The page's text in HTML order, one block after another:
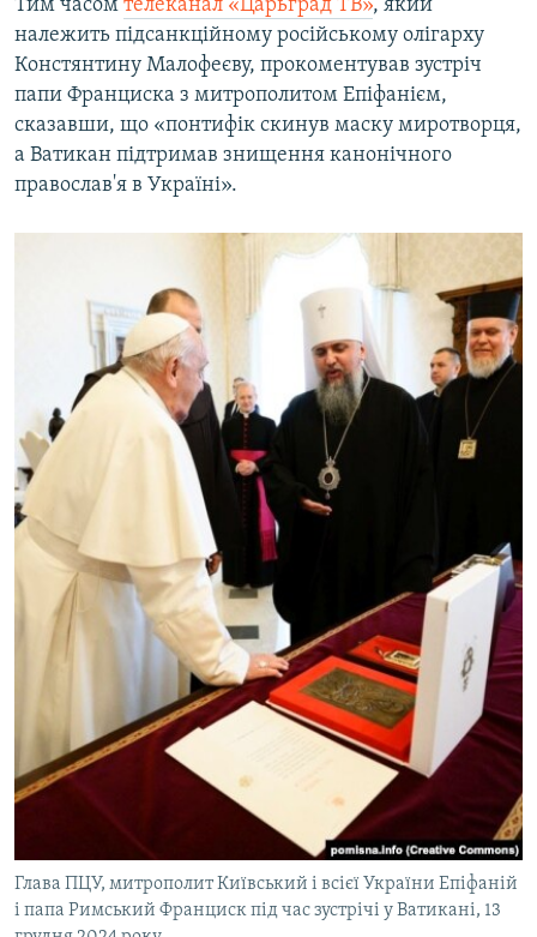
Тим часом телеканал «Царьград ТВ», який
належить підсанкційному російському олігарху
Констянтину Малофеєву, прокоментував зустріч
папи Франциска з митрополитом Епіфанієм,
сказавши, що «понтифік скинув маску миротворця,
а Ватикан підтримав знищення канонічного
православ'я в Україні».
Глава ПЦУ, митрополит Київський і всієї України Епіфаній
і папа Римський Франциск під час зустрічі у Ватикані, 13